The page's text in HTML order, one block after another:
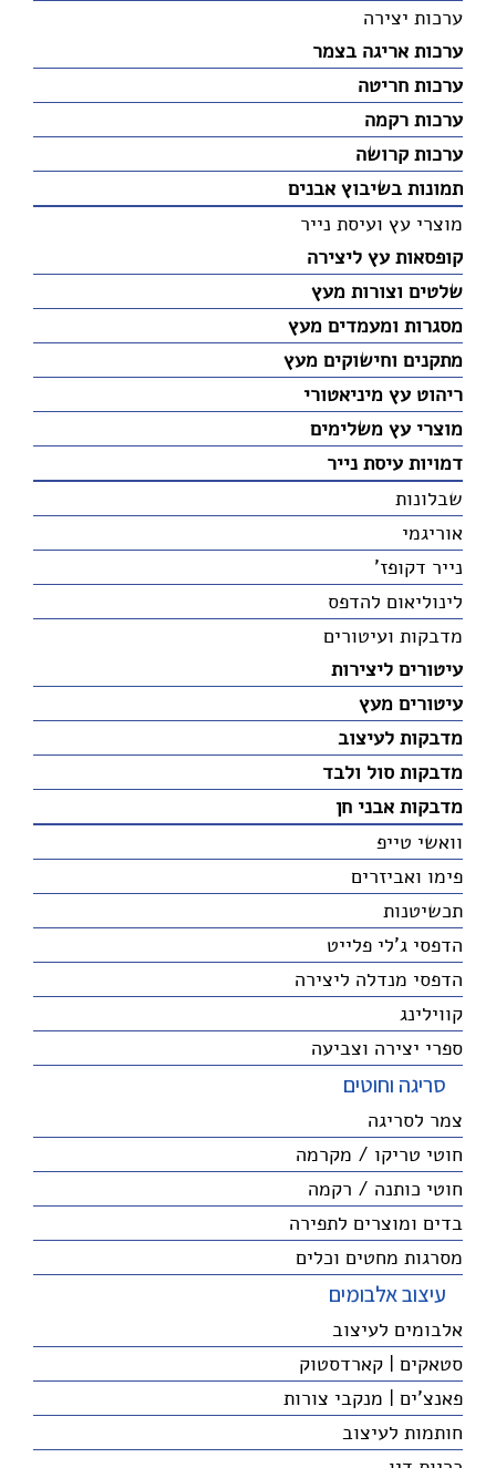
ערכות יצירה
ערכות אריגה בצמר
ערכות חריטה
ערכות רקמה
ערכות קרושה
תמונות בשיבוץ אבנים
מוצרי עץ ועיסת נייר
קופסאות עץ ליצירה
שלטים וצורות מעץ
מסגרות ומעמדים מעץ
מתקנים וחישוקים מעץ
ריהוט עץ מיניאטורי
מוצרי עץ משלימים
דמויות עיסת נייר
שבלונות
אוריגמי
נייר דקופז'
לינוליאום להדפס
מדבקות ועיטורים
עיטורים ליצירות
עיטורים מעץ
מדבקות לעיצוב
מדבקות סול ולבד
מדבקות אבני חן
וואשי טייפ
פימו ואביזרים
תכשיטנות
הדפסי ג'לי פלייט
הדפסי מנדלה ליצירה
קווילינג
ספרי יצירה וצביעה
סריגה וחוטים
צמר לסריגה
חוטי טריקו / מקרמה
חוטי כותנה / רקמה
בדים ומוצרים לתפירה
מסרגות מחטים וכלים
עיצוב אלבומים
אלבומים לעיצוב
סטאקים | קארדסטוק
פאנצ'ים | מנקבי צורות
חותמות לעיצוב